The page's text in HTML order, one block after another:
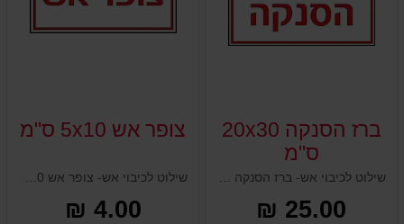
ברז הסנקה 20x30
ס"מ
25.00 ₪
צופר אש 5x10 ס"מ
4.00 ₪